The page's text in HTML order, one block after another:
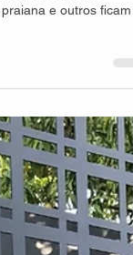
externa
maioria das
e outros ficam